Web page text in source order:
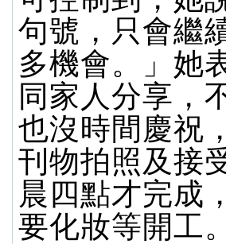
句號，只會繼
多機會。」她
同家人分享，
也沒時間慶祝
刊物拍照及接
晨四點才完成
要化妝等開工。